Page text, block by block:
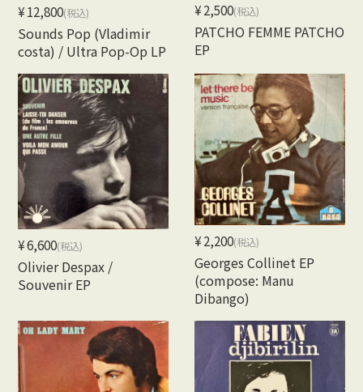
¥12,800(税込)
Sounds Pop (Vladimir
costa) / Ultra Pop-Op LP
¥2,500(税込)
PATCHO FEMME PATCHO
EP
¥6,600(税込)
Olivier Despax /
Souvenir EP
¥2,200(税込)
Georges Collinet EP
(compose: Manu
Dibango)